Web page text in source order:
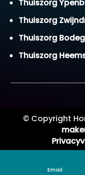
Thuiszorg
Thuiszorg
Thuiszorg
Thuiszorg
© Copyright
Email